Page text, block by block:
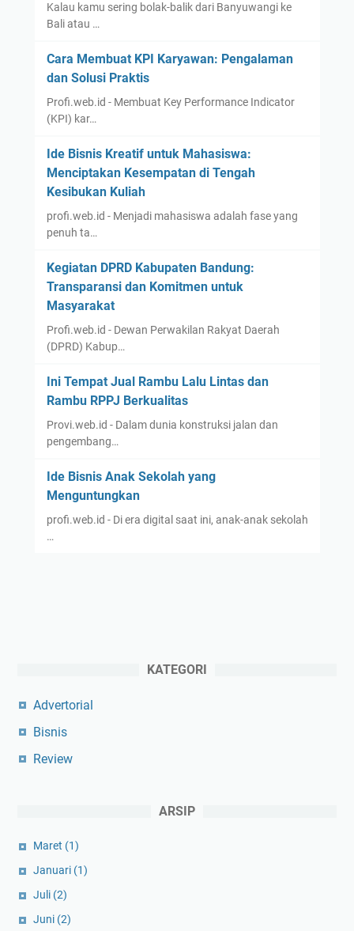
Kalau kamu sering bolak-balik dari Banyuwangi ke
Bali atau …
Cara Membuat KPI Karyawan: Pengalaman
dan Solusi Praktis
Profi.web.id - Membuat Key Performance Indicator
(KPI) kar…
Ide Bisnis Kreatif untuk Mahasiswa:
Menciptakan Kesempatan di Tengah
Kesibukan Kuliah
profi.web.id - Menjadi mahasiswa adalah fase yang
penuh ta…
Kegiatan DPRD Kabupaten Bandung:
Transparansi dan Komitmen untuk
Masyarakat
Profi.web.id - Dewan Perwakilan Rakyat Daerah
(DPRD) Kabup…
Ini Tempat Jual Rambu Lalu Lintas dan
Rambu RPPJ Berkualitas
Provi.web.id - Dalam dunia konstruksi jalan dan
pengembang…
Ide Bisnis Anak Sekolah yang
Menguntungkan
profi.web.id - Di era digital saat ini, anak-anak sekolah
…
KATEGORI
Advertorial
Bisnis
Review
ARSIP
Maret (1)
Januari (1)
Juli (2)
Juni (2)